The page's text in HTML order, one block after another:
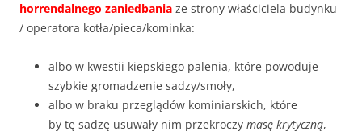
horrendalnego zaniedbania ze strony właściciela budynku
/ operatora kotła/pieca/kominka:
albo w kwestii kiepskiego palenia, które powoduje
szybkie gromadzenie sadzy/smoły,
albo w braku przeglądów kominiarskich, które
by tę sadzę usuwały nim przekroczy masę krytyczną,